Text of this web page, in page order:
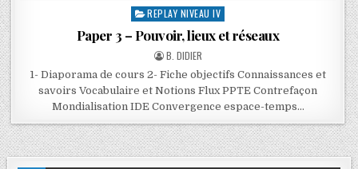
REPLAY NIVEAU IV
Paper 3 – Pouvoir, lieux et réseaux
B. DIDIER
1- Diaporama de cours 2- Fiche objectifs Connaissances et
savoirs Vocabulaire et Notions Flux PPTE Contrefaçon
Mondialisation IDE Convergence espace-temps…